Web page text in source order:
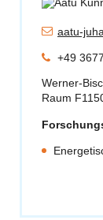
aatu-
+49
Werner-
Raum